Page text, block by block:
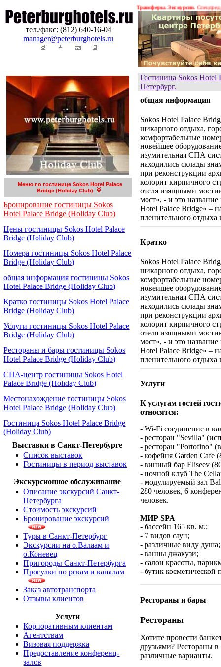
тел./факс: (812) 640-16-04
manager@peterburghotels.ru
Бронирование гостиниц в Петербурге. Трансферы. Экскурсии.
Меню по гостинице Sokos Hotel Palace
Bridge (Holiday Club)
Бронирование гостиницы Sokos
Hotel Palace Bridge (Holiday Club)
Цены гостиницы Sokos Hotel Palace
Bridge (Holiday Club)
Номера гостиницы Sokos Hotel Palace
Bridge (Holiday Club)
общая информация гостиницы Sokos
Hotel Palace Bridge (Holiday Club)
Кратко гостиницы Sokos Hotel Palace
Bridge (Holiday Club)
Услуги гостиницы Sokos Hotel Palace
Bridge (Holiday Club)
Рестораны и бары гостиницы Sokos
Hotel Palace Bridge (Holiday Club)
СПА-центр гостиницы Sokos Hotel
Palace Bridge (Holiday Club)
Местонахождение гостиницы Sokos
Hotel Palace Bridge (Holiday Club)
Гостиница Sokos Hotel Palace Bridge
(Holiday Club)
Выставки в Санкт-Петербурге
Список выставок
Гостиницы в период выставок
Экскурсионное обслуживание
Описание экскурсий Санкт-
Петербурга
Стоимость экскурсий
Бронирование экскурсий
Туры в Санкт-Петербург
Экскурсии на о.Валаам и
о.Коневец
Пригороды Санкт-Петербурга
Прогулки по рекам и каналам
Заказ автотранспорта
Отзывы клиентов
Услуги
Корпоративным клиентам
Агентствам
Визовая поддержка
Предоставление конференц-
залов
Гостиница Sokos Hotel
Петербург.
общая информация
Sokos Hotel Palace
шикарного отдыха,
комфортабельные
новейшее
изумительная СПА
находились склады
при реконструкции
колорит кирпичного
отеля изящными
мост», - и это
Hotel Palace Bridge» –
пленительного
Кратко
Sokos Hotel Palace
шикарного отдыха,
комфортабельные
новейшее
изумительная СПА
находились склады
при реконструкции
колорит кирпичного
отеля изящными
мост», - и это
Hotel Palace Bridge» –
пленительного
Услуги
К услугам гостей
относятся:
- Wi-Fi соединение в
- ресторан "Sevilla"
- ресторан "Portofino"
- кофейня Garden Cafe
- винный бар Eliseev
- ночной клуб The
- модулируемый зал
280 человек, 6
человек.
МИР SPA
- бассейн 165 кв. м.;
- 7 видов саун;
- различные виду душа;
- ванны джакузи;
- салон красоты,
- бутик косметической
Рестораны и бары
Рестораны
Хотите провести
друзьями? Рестораны
различные варианты.